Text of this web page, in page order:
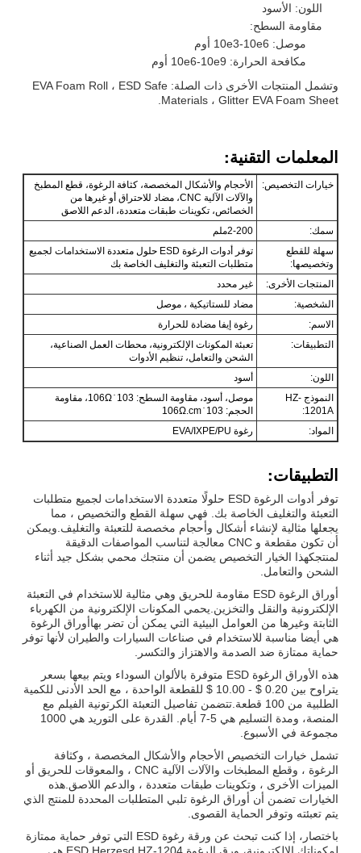
اللون: الأسود
مقاومة السطح:
موصل: 10e3-10e6 أوم
مكافحة الحرارة: 10e6-10e9 أوم
وتشمل المنتجات الأخرى ذات الصلة: EVA Foam Roll ، ESD Safe
Materials ، Glitter EVA Foam Sheet.
المعلمات التقنية:
خيارات التخصيص:
الأحجام والأشكال المخصصة، كثافة الرغوة، قطع المطبخ
والآلات الآلية CNC، مضاد للاحتراق أو غيرها من
الخصائص، تكوينات طبقات متعددة، الدعم اللاصق
سمك:
2-200ملم
سهلة للقطع
وتخصيصها:
توفر أدوات الرغوة ESD حلول متعددة الاستخدامات لجميع
متطلبات التعبئة والتغليف الخاصة بك
المنتجات الأخرى:
غير محدد
الشخصية:
مضاد للستاتيكية ، موصل
الاسم:
رغوة إيفا مضادة للحرارة
التطبيقات:
تعبئة المكونات الإلكترونية، محطات العمل الصناعية،
الشحن والتعامل، تنظيم الأدوات
اللون:
أسود
النموذج HZ-
1201A:
موصل، أسود، مقاومة السطح: 103 ̇ 106Ω، مقاومة
الحجم: 103 ̇ 106Ω.cm
المواد:
رغوة EVA/IXPE/PU
التطبيقات:
توفر أدوات الرغوة ESD حلولًا متعددة الاستخدامات لجميع متطلبات
التعبئة والتغليف الخاصة بك. فهي سهلة القطع والتخصيص ، مما
يجعلها مثالية لإنشاء أشكال وأحجام مخصصة للتعبئة والتغليف.ويمكن
أن تكون مقطعة و CNC معالجة لتناسب المواصفات الدقيقة
لمنتجكهذا الخيار التخصيص يضمن أن منتجك محمي بشكل جيد أثناء
الشحن والتعامل.
أوراق الرغوة ESD مقاومة للحريق وهي مثالية للاستخدام في التعبئة
الإلكترونية والنقل والتخزين.يحمي المكونات الإلكترونية من الكهرباء
الثابتة وغيرها من العوامل البيئية التي يمكن أن تضر بهاأوراق الرغوة
هي أيضا مناسبة للاستخدام في صناعات السيارات والطيران لأنها توفر
حماية ممتازة ضد الصدمة والاهتزاز والتكسر.
هذه الأوراق الرغوة ESD متوفرة بالألوان السوداء ويتم بيعها بسعر
يتراوح بين 0.20 $ - 10.00 $ للقطعة الواحدة ، مع الحد الأدنى للكمية
الطلبية من 100 قطعة.تتضمن تفاصيل التعبئة الكرتونية الفيلم مع
المنصة، ومدة التسليم هي 5-7 أيام. القدرة على التوريد هي 1000
مجموعة في الأسبوع.
تشمل خيارات التخصيص الأحجام والأشكال المخصصة ، وكثافة
الرغوة ، وقطع المطبخات والآلات الآلية CNC ، والمعوقات للحريق أو
الميزات الأخرى ، وتكوينات طبقات متعددة ، والدعم اللاصق.هذه
الخيارات تضمن أن أوراق الرغوة تلبي المتطلبات المحددة للمنتج الذي
يتم تعبئته وتوفر الحماية القصوى.
باختصار، إذا كنت تبحث عن ورقة رغوة ESD التي توفر حماية ممتازة